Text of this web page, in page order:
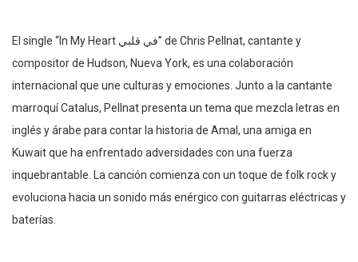
El single “In My Heart في قلبي” de Chris Pellnat, cantante y
compositor de Hudson, Nueva York, es una colaboración
internacional que une culturas y emociones. Junto a la cantante
marroquí Catalus, Pellnat presenta un tema que mezcla letras en
inglés y árabe para contar la historia de Amal, una amiga en
Kuwait que ha enfrentado adversidades con una fuerza
inquebrantable. La canción comienza con un toque de folk rock y
evoluciona hacia un sonido más enérgico con guitarras eléctricas y
baterías.